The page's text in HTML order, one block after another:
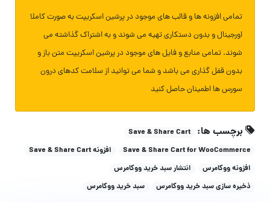
تمامی افزونه ها و قالب های موجود در پرشین اسکریپت به صورت کاملا
اورجینال و بدون دستکاری تهیه می شوند و به اشتراک گذاشته می
شوند. تمامی منابع و فایل های موجود در پرشین اسکریپت متن باز و
بدون قفل گذاری می باشد و شما می توانید از سلامت کدهای درون
سورس ها اطمینان حاصل کنید
برچسب ها:
Save & Share Cart
Save & Share Cart for WooCommerce
افزونه Save & Share Cart
افزونه ووکامرس
انتشار سبد خرید ووکامرس
ذخیره سازی سبد خرید ووکامرس
سبد خرید ووکامرس